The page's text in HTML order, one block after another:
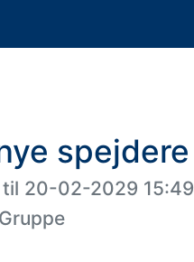
spejdere
til 20-02-2029 15:49